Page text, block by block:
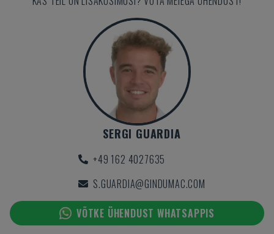
SERGI GUARDIA
+49 162 4027635
S.GUARDIA@GINDUMAC.COM
VÕTKE ÜHENDUST WHATSAPPIS